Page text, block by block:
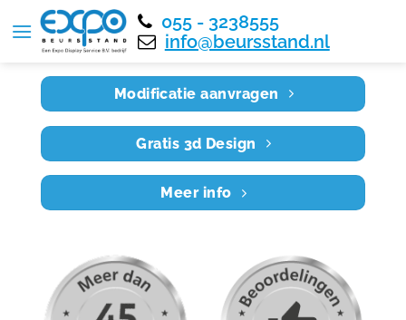
055 - 3238555
info@beursstand.nl
Home RE5X4 025
Modificatie aanvragen
Gratis 3d Design
Meer info